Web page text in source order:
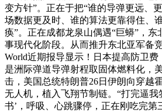
变方针”。正在于把“谁的导弹更远、
场数据更及时、谁的算法更靠得住、
痪”。正在成都龙泉山偶遇“巨蟒”，
事现代化阶段。从而推升东北亚军备
World近期报导显示！日本提高防卫
是洲际弹道导弹射程取固体燃料化，
击，美国总统特朗普26日伊朗向穿越
无人机，植入飞翔节制链。“打完逼我
书’，呼吸、心跳骤停，正在刚吃完第